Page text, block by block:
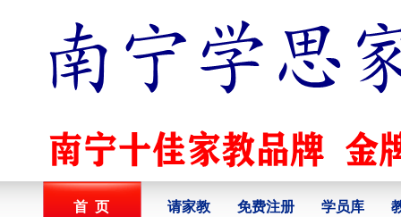
首 页 请家教 免费注册 学员库